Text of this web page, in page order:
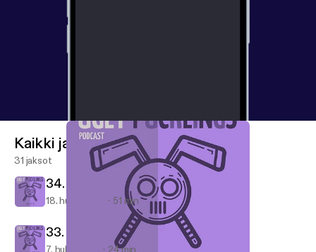
Kaikki jaksot
31 jaksot
34. 4 - 0
18. huhti 2021 51 min
33. Jesper Gillerås
7. huhti 2021 24 min